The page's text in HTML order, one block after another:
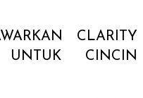
CLARITY
UNTUK CINCIN